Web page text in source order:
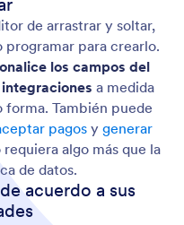
de arrastrar y soltar,
programar para crearlo.
los campos del
a medida
También puede
pagosy generar
algo más que la
de datos.
acuerdo a sus